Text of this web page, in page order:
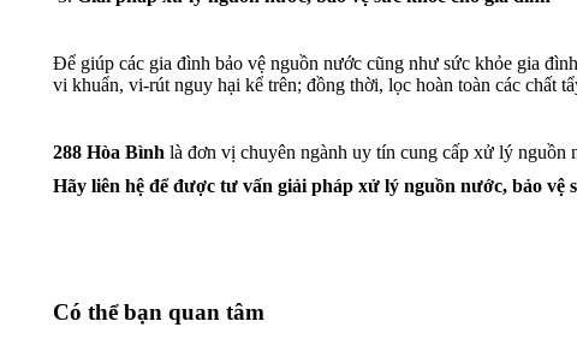
Để giúp các gia đình bảo vệ nguồn nước cũng như sức khỏe gia
vi khuẩn, vi-rút nguy hại kể trên; đồng thời, lọc hoàn toàn các chất
288 Hòa Bình là đơn vị chuyên ngành uy tín cung cấp xử lý nguồn
Hãy liên hệ để được tư vấn giải pháp xử lý nguồn nước, bảo vệ
Có thể bạn quan tâm